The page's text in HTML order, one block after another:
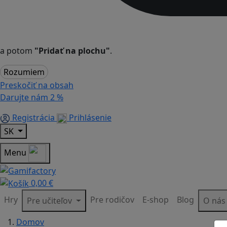
a potom "Pridať na plochu".
Rozumiem
Preskočiť na obsah
Darujte nám 2 %
Registrácia
Prihlásenie
SK
Menu
0,00 €
Hry
Pre učiteľov Pre rodičov E-shop Blog
O nás
Domov